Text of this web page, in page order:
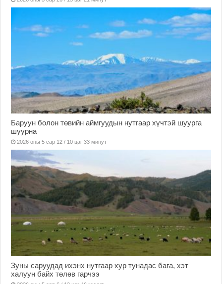
Баруун болон төвийн аймгуудын нутгаар хүчтэй шуурга
шуурна
2026 оны 5 сар 12 / 10 цаг 33 минут
Зуны саруудад ихэнх нутгаар хур тунадас бага, хэт
халуун байх төлөв гарчээ